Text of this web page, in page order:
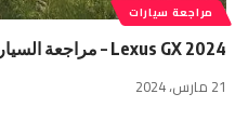
مراجعة سيارات
2024 Lexus GX – مراجعة السيارة – سعر ومواصفات
21 مارس، 2024